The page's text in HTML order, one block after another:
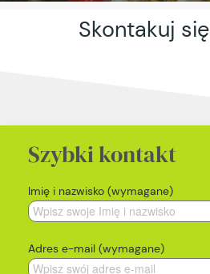
Skontakuj się
Szybki kontakt
Imię i nazwisko (wymagane)
Adres e-mail (wymagane)